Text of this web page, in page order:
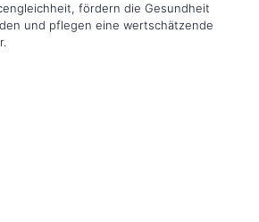
fördern die Gesundheit
und pflegen eine wertschätzende